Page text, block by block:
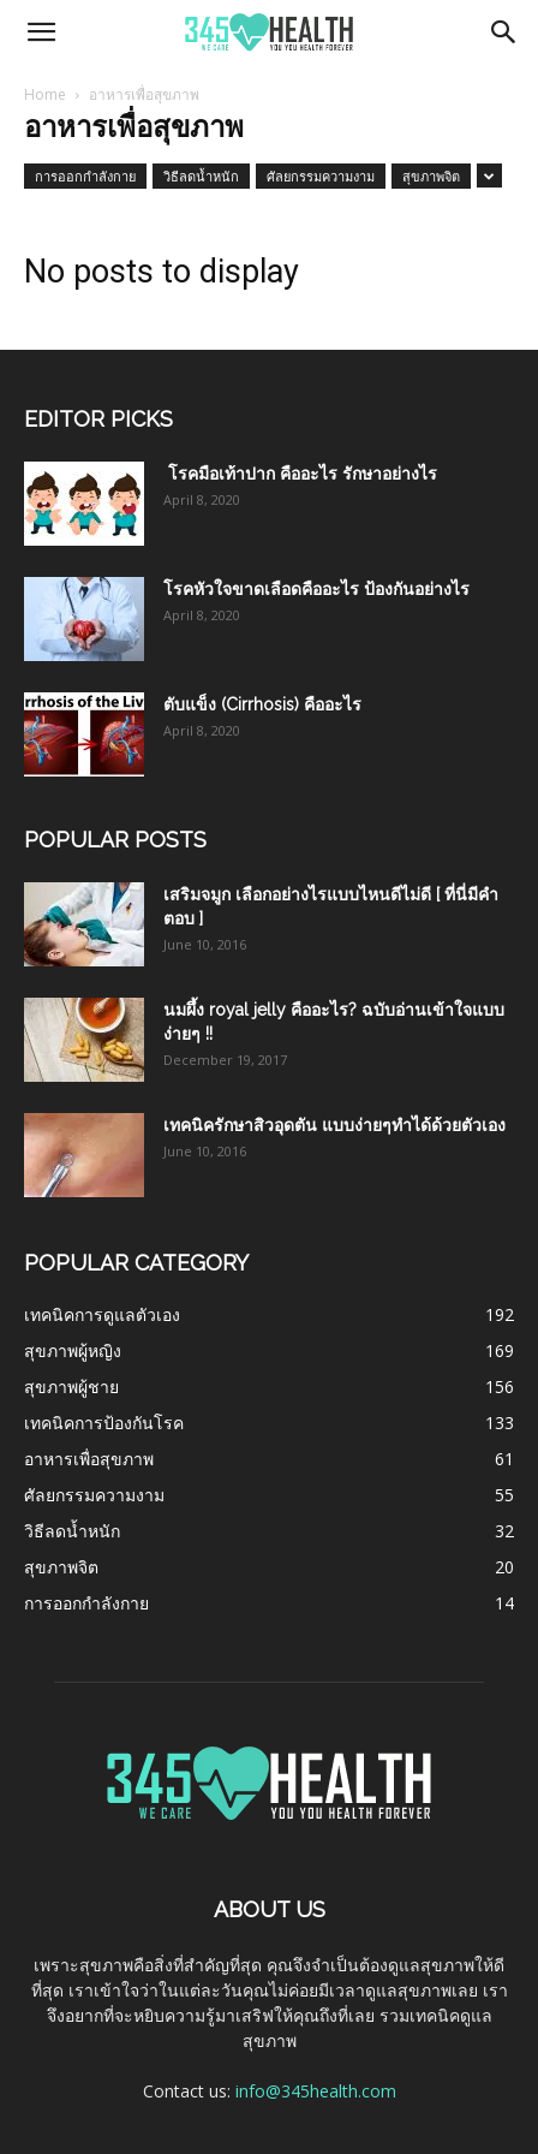
345Health
Home อาหารเพื่อสุขภาพ
อาหารเพื่อสุขภาพ
การออกกำลังกาย วิธีลดน้ำหนัก ศัลยกรรมความงาม สุขภาพจิต
No posts to display
EDITOR PICKS
โรคมือเท้าปาก คืออะไร รักษาอย่างไร
April 8, 2020
โรคหัวใจขาดเลือดคืออะไร ป้องกันอย่างไร
April 8, 2020
ตับแข็ง (Cirrhosis) คืออะไร
April 8, 2020
POPULAR POSTS
เสริมจมูก เลือกอย่างไรแบบไหนดีไม่ดี [ ที่นี่มีคำ
ตอบ ]
June 10, 2016
นมผึ้ง royal jelly คืออะไร? ฉบับอ่านเข้าใจแบบ
ง่ายๆ !!
December 19, 2017
เทคนิครักษาสิวอุดตัน แบบง่ายๆทำได้ด้วยตัวเอง
June 10, 2016
POPULAR CATEGORY
เทคนิคการดูแลตัวเอง
192
สุขภาพผู้หญิง
169
สุขภาพผู้ชาย
156
เทคนิคการป้องกันโรค
133
อาหารเพื่อสุขภาพ
61
ศัลยกรรมความงาม
55
วิธีลดน้ำหนัก
32
สุขภาพจิต
20
การออกกำลังกาย
14
ABOUT US
เพราะสุขภาพคือสิ่งที่สำคัญที่สุด คุณจึงจำเป็นต้องดูแลสุขภาพให้ดี
ที่สุด เราเข้าใจว่าในแต่ละวันคุณไม่ค่อยมีเวลาดูแลสุขภาพเลย เรา
จึงอยากที่จะหยิบความรู้มาเสริฟให้คุณถึงที่เลย รวมเทคนิคดูแล
สุขภาพ
Contact us: info@345health.com